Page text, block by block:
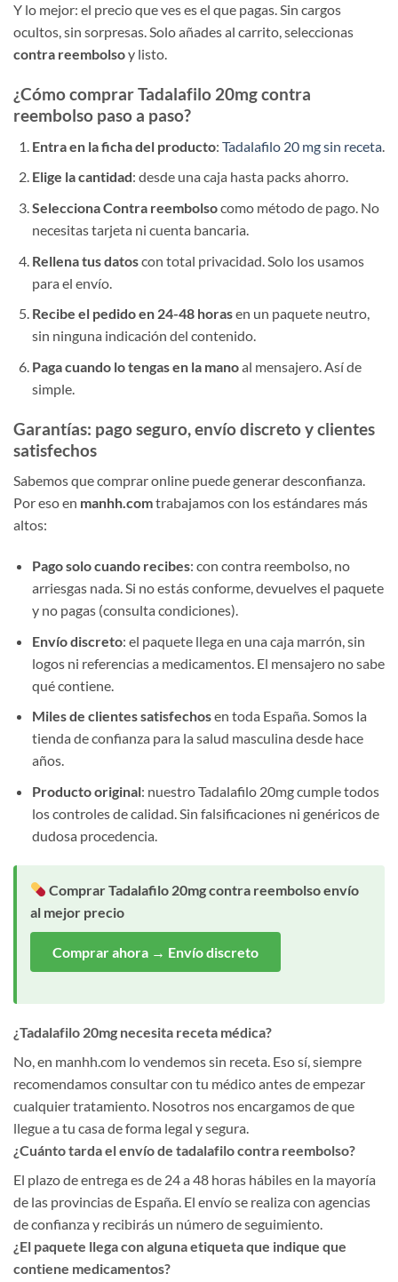
Y lo mejor: el precio que ves es el que pagas. Sin cargos
ocultos, sin sorpresas. Solo añades al carrito, seleccionas
contra reembolsoy listo.
¿Cómo comprar Tadalafilo 20mg contra
reembolso paso a paso?
Entra en la ficha del producto: Tadalafilo 20 mg sin receta.
Elige la cantidad: desde una caja hasta packs ahorro.
Selecciona Contra reembolsocomo método de pago. No
necesitas tarjeta ni cuenta bancaria.
Rellena tus datoscon total privacidad. Solo los usamos
para el envío.
Recibe el pedido en 24-48 horasen un paquete neutro,
sin ninguna indicación del contenido.
Paga cuando lo tengas en la manoal mensajero. Así de
simple.
Garantías: pago seguro, envío discreto y clientes
satisfechos
Sabemos que comprar online puede generar desconfianza.
Por eso en manhh.comtrabajamos con los estándares más
altos:
Pago solo cuando recibes: con contra reembolso, no
arriesgas nada. Si no estás conforme, devuelves el paquete
y no pagas (consulta condiciones).
Envío discreto: el paquete llega en una caja marrón, sin
logos ni referencias a medicamentos. El mensajero no sabe
qué contiene.
Miles de clientes satisfechosen toda España. Somos la
tienda de confianza para la salud masculina desde hace
años.
Producto original: nuestro Tadalafilo 20mg cumple todos
los controles de calidad. Sin falsificaciones ni genéricos de
dudosa procedencia.
Comprar Tadalafilo 20mg contra reembolso envío
al mejor precio
Comprar ahora → Envío discreto
¿Tadalafilo 20mg necesita receta médica?
No, en manhh.com lo vendemos sin receta. Eso sí, siempre
recomendamos consultar con tu médico antes de empezar
cualquier tratamiento. Nosotros nos encargamos de que
llegue a tu casa de forma legal y segura.
¿Cuánto tarda el envío de tadalafilo contra reembolso?
El plazo de entrega es de 24 a 48 horas hábiles en la mayoría
de las provincias de España. El envío se realiza con agencias
de confianza y recibirás un número de seguimiento.
¿El paquete llega con alguna etiqueta que indique que
contiene medicamentos?